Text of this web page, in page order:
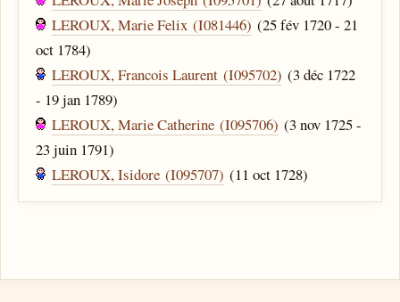
LEROUX, Marie Felix (I081446) (25 fév 1720 - 21
oct 1784)
LEROUX, Francois Laurent (I095702) (3 déc 1722
- 19 jan 1789)
LEROUX, Marie Catherine (I095706) (3 nov 1725 -
23 juin 1791)
LEROUX, Isidore (I095707) (11 oct 1728)